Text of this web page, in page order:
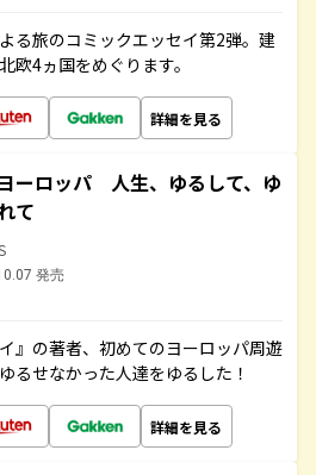
る旅のコミックエッセイ第2弾。建
欧4ヵ国をめぐります。
詳細を見る
ーロッパ 人生、ゆるして、ゆ
て
発売
』の著者、初めてのヨーロッパ周遊
るせなかった人達をゆるした！
詳細を見る